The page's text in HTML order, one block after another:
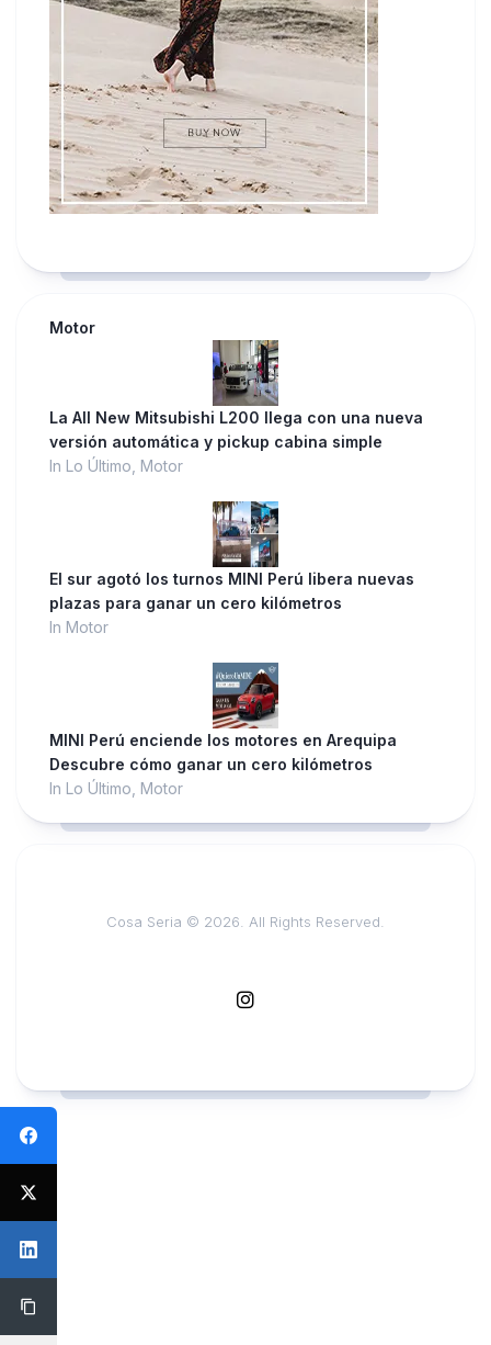
Motor
La All New Mitsubishi L200 llega con una nueva
versión automática y pickup cabina simple
In Lo Último, Motor
El sur agotó los turnos MINI Perú libera nuevas
plazas para ganar un cero kilómetros
In Motor
MINI Perú enciende los motores en Arequipa
Descubre cómo ganar un cero kilómetros
In Lo Último, Motor
Cosa Seria © 2026. All Rights Reserved.